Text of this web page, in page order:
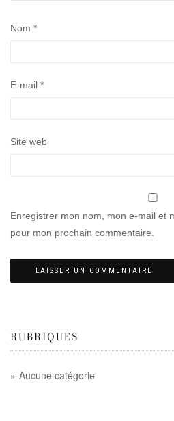
Nom *
E-mail *
Site web
Enregistrer mon nom, mon e-mail et
pour mon prochain commentaire.
RUBRIQUES
Aucune catégorie